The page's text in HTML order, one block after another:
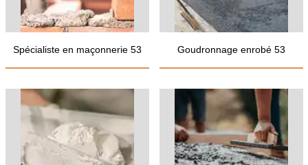
Spécialiste en maçonnerie 53 Goudronnage enrobé 53